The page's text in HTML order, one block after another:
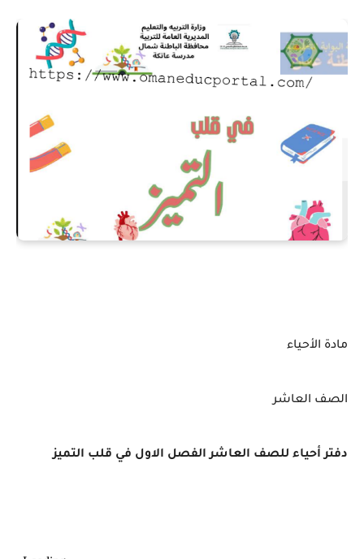
مادة الأحياء
الصف العاشر
دفتر أحياء للصف العاشر الفصل الاول في قلب التميز